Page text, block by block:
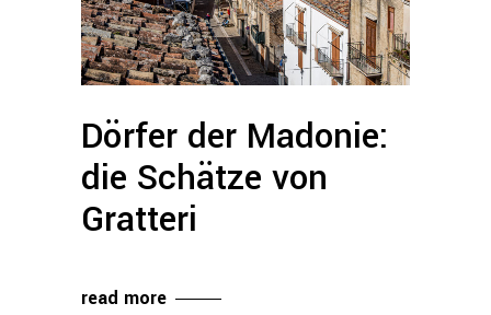
Dörfer der Madonie:
die Schätze von
Gratteri
read more